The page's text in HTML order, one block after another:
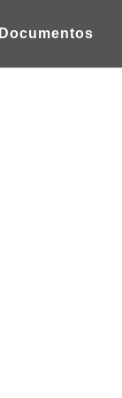
Documentos